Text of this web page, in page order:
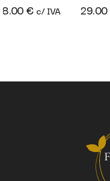
€ c/ IVA 29.00